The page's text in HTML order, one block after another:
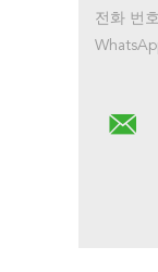
전화 번